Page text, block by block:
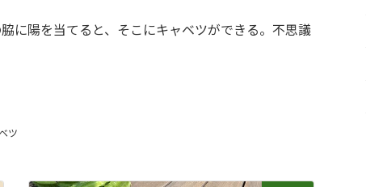
に陽を当てると、そこにキャベツができる。不思議
ツ